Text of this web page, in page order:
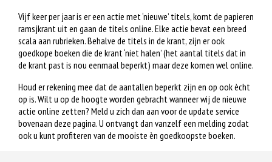
Vijf keer per jaar is er een actie met ‘nieuwe’ titels, komt de papieren
ramsjkrant uit en gaan de titels online. Elke actie bevat een breed
scala aan rubrieken. Behalve de titels in de krant, zijn er ook
goedkope boeken die de krant ‘niet halen’ (het aantal titels dat in
de krant past is nou eenmaal beperkt) maar deze komen wel online.
Houd er rekening mee dat de aantallen beperkt zijn en op ook ècht
op is. Wilt u op de hoogte worden gebracht wanneer wij de nieuwe
actie online zetten? Meld u zich dan aan voor de update service
bovenaan deze pagina. U ontvangt dan vanzelf een melding zodat
ook u kunt profiteren van de mooiste èn goedkoopste boeken.